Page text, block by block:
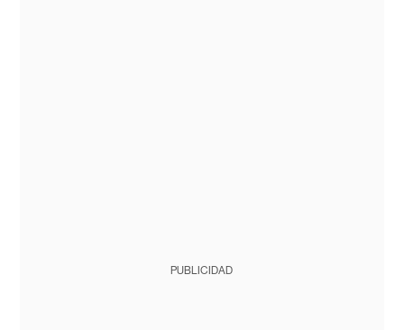
PUBLICIDAD